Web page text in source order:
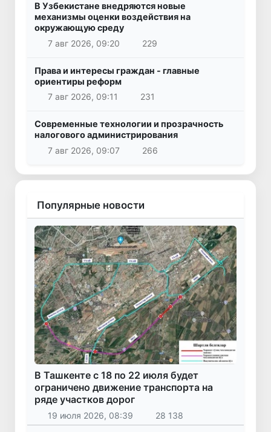
В Узбекистане внедряются новые
механизмы оценки воздействия на
окружающую среду
7 авг 2026, 09:20
229
Права и интересы граждан - главные
ориентиры реформ
7 авг 2026, 09:11
231
Современные технологии и прозрачность
налогового администрирования
7 авг 2026, 09:07
266
Популярные новости
В Ташкенте с 18 по 22 июля будет
ограничено движение транспорта на
ряде участков дорог
19 июля 2026, 08:39 28 138